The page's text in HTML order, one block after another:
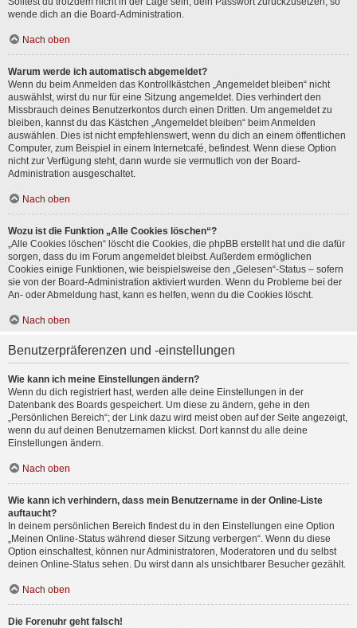
wende dich an die Board-Administration.
Nach oben
Warum werde ich automatisch abgemeldet?
Wenn du beim Anmelden das Kontrollkästchen „Angemeldet bleiben“ nicht
auswählst, wirst du nur für eine Sitzung angemeldet. Dies verhindert den
Missbrauch deines Benutzerkontos durch einen Dritten. Um angemeldet zu
bleiben, kannst du das Kästchen „Angemeldet bleiben“ beim Anmelden
auswählen. Dies ist nicht empfehlenswert, wenn du dich an einem öffentlichen
Computer, zum Beispiel in einem Internetcafé, befindest. Wenn diese Option
nicht zur Verfügung steht, dann wurde sie vermutlich von der Board-
Administration ausgeschaltet.
Nach oben
Wozu ist die Funktion „Alle Cookies löschen“?
„Alle Cookies löschen“ löscht die Cookies, die phpBB erstellt hat und die dafür
sorgen, dass du im Forum angemeldet bleibst. Außerdem ermöglichen
Cookies einige Funktionen, wie beispielsweise den „Gelesen“-Status – sofern
sie von der Board-Administration aktiviert wurden. Wenn du Probleme bei der
An- oder Abmeldung hast, kann es helfen, wenn du die Cookies löscht.
Nach oben
Benutzerpräferenzen und -einstellungen
Wie kann ich meine Einstellungen ändern?
Wenn du dich registriert hast, werden alle deine Einstellungen in der
Datenbank des Boards gespeichert. Um diese zu ändern, gehe in den
„Persönlichen Bereich“; der Link dazu wird meist oben auf der Seite angezeigt,
wenn du auf deinen Benutzernamen klickst. Dort kannst du alle deine
Einstellungen ändern.
Nach oben
Wie kann ich verhindern, dass mein Benutzername in der Online-Liste
auftaucht?
In deinem persönlichen Bereich findest du in den Einstellungen eine Option
„Meinen Online-Status während dieser Sitzung verbergen“. Wenn du diese
Option einschaltest, können nur Administratoren, Moderatoren und du selbst
deinen Online-Status sehen. Du wirst dann als unsichtbarer Besucher gezählt.
Nach oben
Die Forenuhr geht falsch!